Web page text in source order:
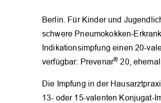
Berlin. Für Kinder und
schwere Pneumokokken-
Indikationsimpfung einen 20-
verfügbar: Prevenar® 20,
Die Impfung in der
13- oder 15-valenten Konjugat-